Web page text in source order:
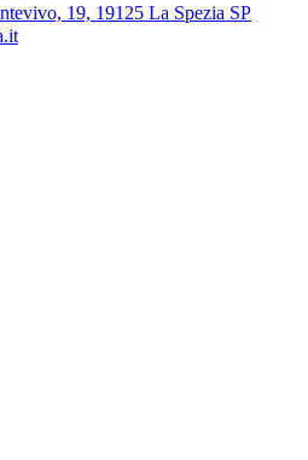
19, 19125 La Spezia SP